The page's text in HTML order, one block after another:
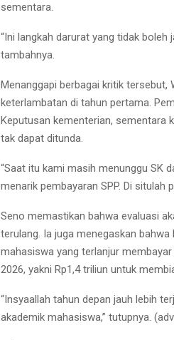
sementara.
“Ini langkah darurat yang tidak boleh
tambahnya.
Menanggapi berbagai kritik tersebut,
keterlambatan di tahun pertama.
Keputusan kementerian, sementara
tak dapat ditunda.
“Saat itu kami masih menunggu SK
menarik pembayaran SPP. Di situlah
Seno memastikan bahwa evaluasi
terulang. Ia juga menegaskan
mahasiswa yang terlanjur
2026, yakni Rp1,4 triliun untuk
“Insyaallah tahun depan jauh lebih
akademik mahasiswa,” tutupnya.